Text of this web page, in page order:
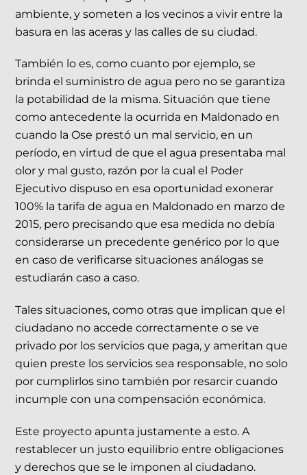
ambiente, y someten a los vecinos a vivir entre la
basura en las aceras y las calles de su ciudad.
También lo es, como cuanto por ejemplo, se
brinda el suministro de agua pero no se garantiza
la potabilidad de la misma. Situación que tiene
como antecedente la ocurrida en Maldonado en
cuando la Ose prestó un mal servicio, en un
período, en virtud de que el agua presentaba mal
olor y mal gusto, razón por la cual el Poder
Ejecutivo dispuso en esa oportunidad exonerar
100% la tarifa de agua en Maldonado en marzo de
2015, pero precisando que esa medida no debía
considerarse un precedente genérico por lo que
en caso de verificarse situaciones análogas se
estudiarán caso a caso.
Tales situaciones, como otras que implican que el
ciudadano no accede correctamente o se ve
privado por los servicios que paga, y ameritan que
quien preste los servicios sea responsable, no solo
por cumplirlos sino también por resarcir cuando
incumple con una compensación económica.
Este proyecto apunta justamente a esto. A
restablecer un justo equilibrio entre obligaciones
y derechos que se le imponen al ciudadano.